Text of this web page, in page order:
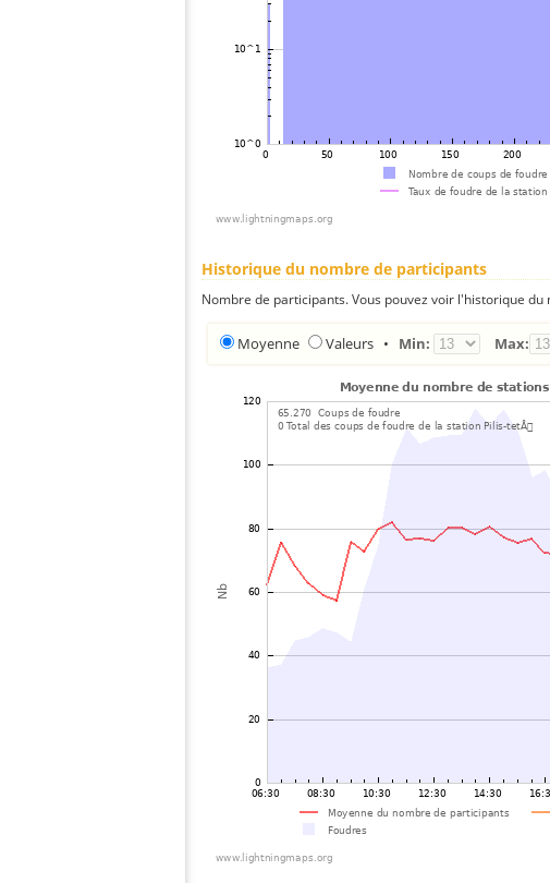
Historique du nombre de participants
Nombre de participants. Vous pouvez voir l'historique
Moyenne Valeurs • Min: Max: